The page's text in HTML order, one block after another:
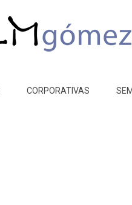
CORPORATIVAS